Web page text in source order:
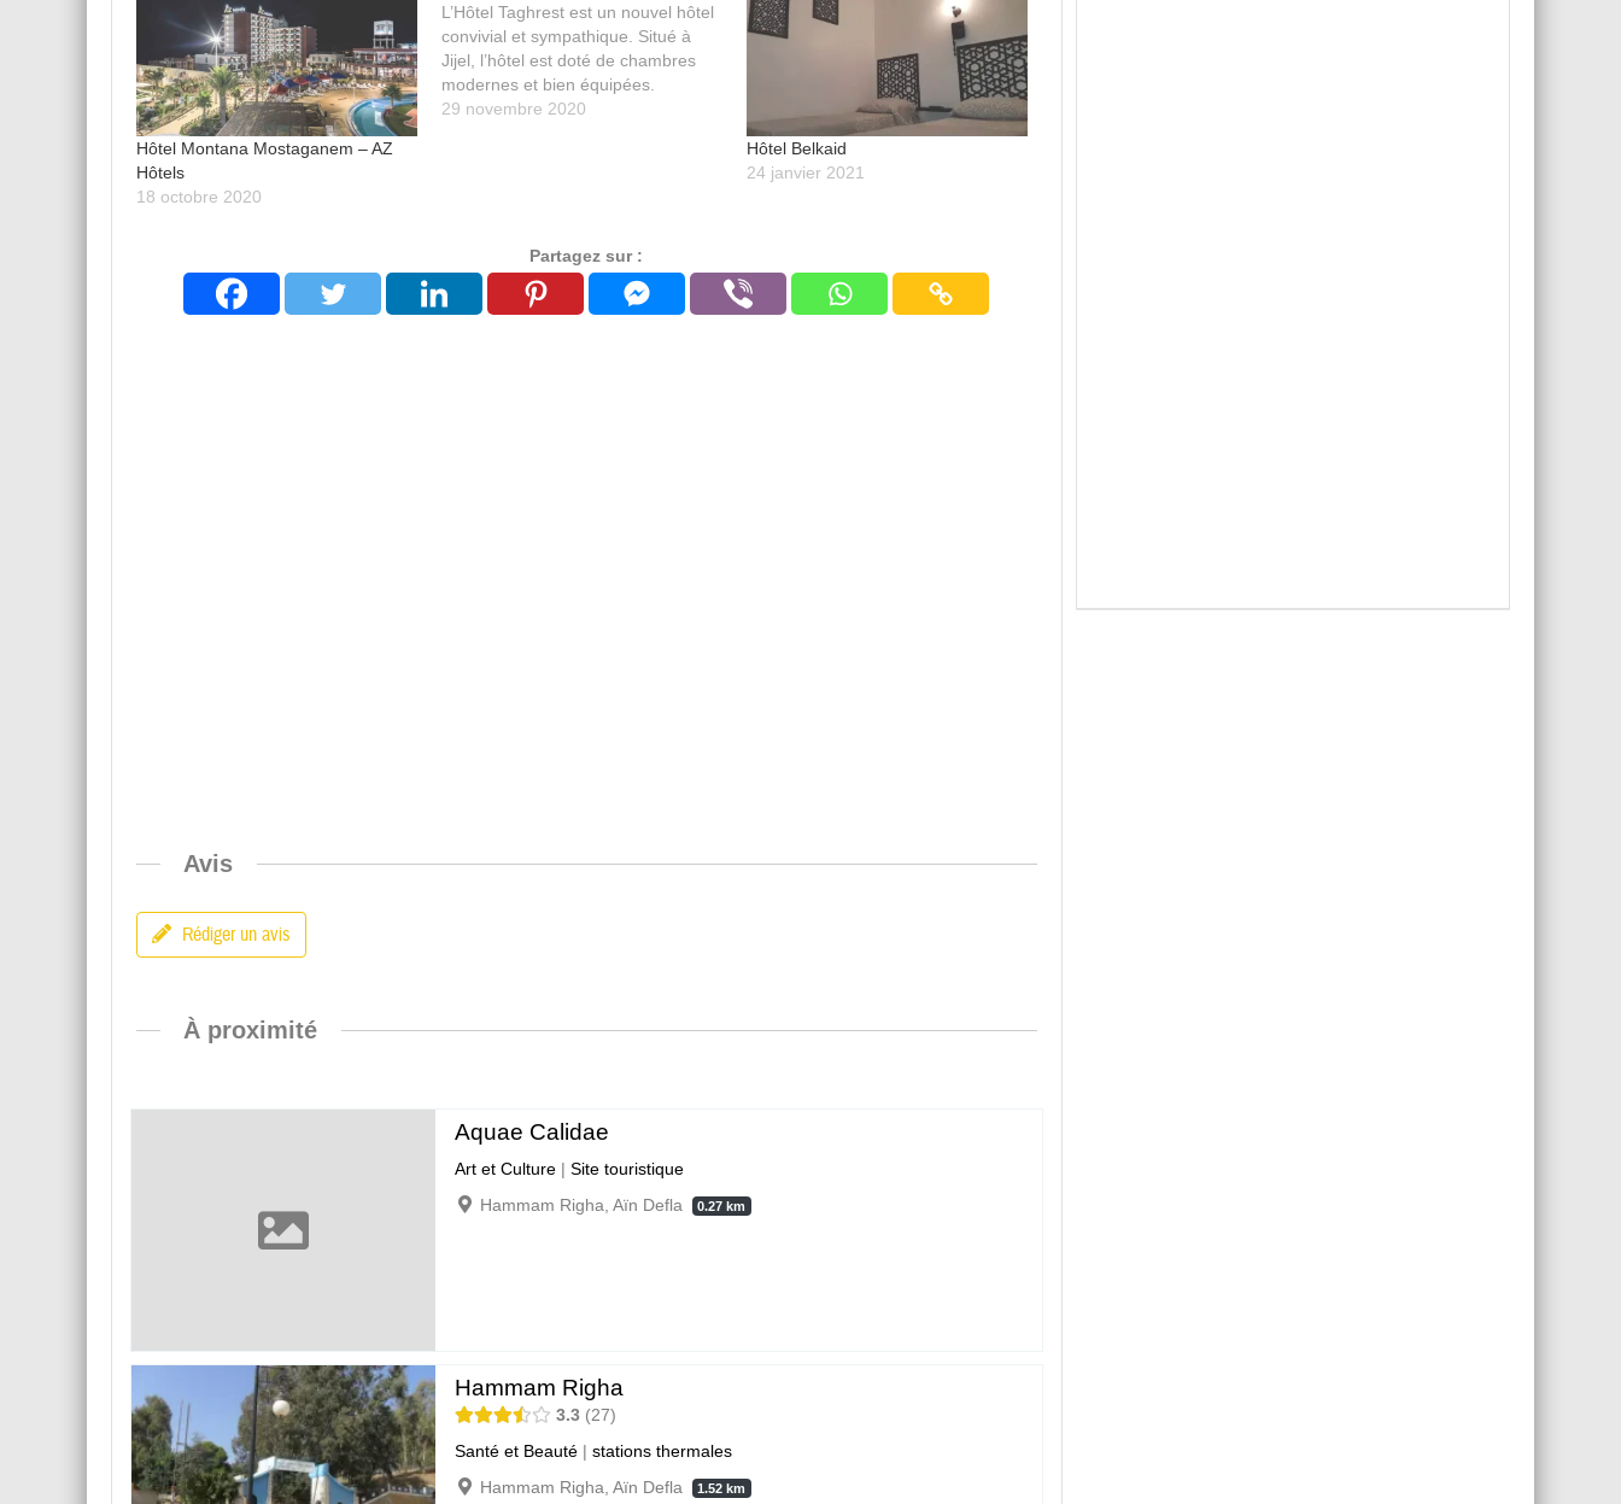
Hôtel Montana Mostaganem – AZ
Hôtels
18 octobre 2020
L’Hôtel Taghrest est un nouvel hôtel
convivial et sympathique. Situé à
Jijel, l’hôtel est doté de chambres
modernes et bien équipées.
29 novembre 2020
Hôtel Belkaid
24 janvier 2021
Partagez sur :
Avis
Rédiger un avis
À proximité
Aquae Calidae
Art et Culture| Site touristique
Hammam Righa, Aïn Defla
0.27 km
Hammam Righa
3.3 27
Santé et Beauté| stations thermales
Hammam Righa, Aïn Defla
1.52 km